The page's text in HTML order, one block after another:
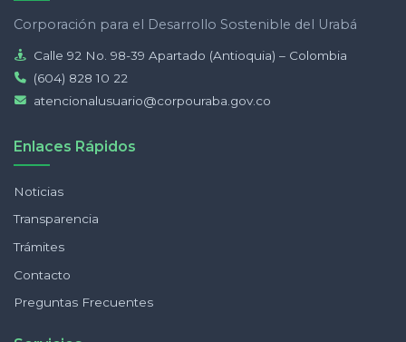
Corporación para el Desarrollo Sostenible del Urabá
Calle 92 No. 98-39 Apartado (Antioquia) – Colombia
(604) 828 10 22
atencionalusuario@corpouraba.gov.co
Enlaces Rápidos
Noticias
Transparencia
Trámites
Contacto
Preguntas Frecuentes